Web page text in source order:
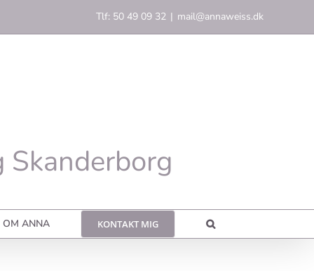
Tlf: 50 49 09 32 | mail@annaweiss.dk
Skanderborg
OM ANNA KONTAKT MIG